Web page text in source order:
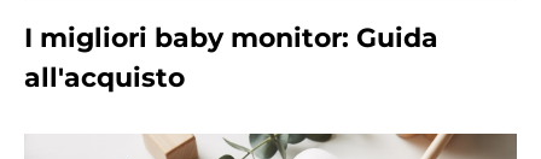
I migliori baby monitor: Guida
all'acquisto